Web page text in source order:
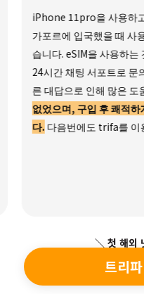
iPhone 11pro을 사용하
가포르에 입국했을 때 사
습니다. eSIM을 사용하는
24시간 채팅 서포트로 문
른 대답으로 인해 많은 도
없었으며, 구입 후 쾌적
다. 다음번에도 trifa를 이
＼ 첫 해외
트리